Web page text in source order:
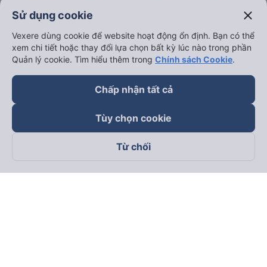
Sử dụng cookie close
Vexere dùng cookie để website hoạt động ổn định. Bạn có thể
xem chi tiết hoặc thay đổi lựa chọn bất kỳ lúc nào trong phần
Quản lý cookie. Tìm hiểu thêm trong Chính sách Cookie.
Chấp nhận tất cả
Tùy chọn cookie
Từ chối